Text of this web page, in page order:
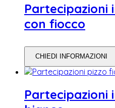
Partecipazioni
con fiocco
CHIEDI INFORMAZIONI
Partecipazioni